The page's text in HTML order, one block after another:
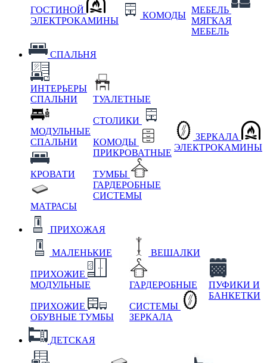
ГОСТИНОЙ
ЭЛЕКТРОКАМИНЫ
КОМОДЫ
МЕБЕЛЬ
МЯГКАЯ
МЕБЕЛЬ
СПАЛЬНЯ
ИНТЕРЬЕРЫ
СПАЛЬНИ
МОДУЛЬНЫЕ
СПАЛЬНИ
КРОВАТИ
МАТРАСЫ
ТУАЛЕТНЫЕ
СТОЛИКИ
КОМОДЫ
ПРИКРОВАТНЫЕ
ТУМБЫ
ГАРДЕРОБНЫЕ
СИСТЕМЫ
ЗЕРКАЛА
ЭЛЕКТРОКАМИНЫ
ПРИХОЖАЯ
МАЛЕНЬКИЕ
ПРИХОЖИЕ
МОДУЛЬНЫЕ
ПРИХОЖИЕ
ОБУВНЫЕ ТУМБЫ
ВЕШАЛКИ
ГАРДЕРОБНЫЕ
СИСТЕМЫ
ЗЕРКАЛА
ПУФИКИ И
БАНКЕТКИ
ДЕТСКАЯ